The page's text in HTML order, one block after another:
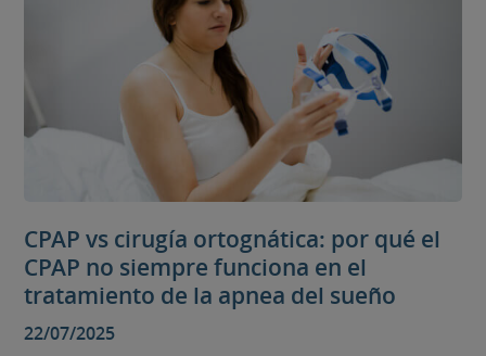
CPAP vs cirugía ortognática: por qué el
CPAP no siempre funciona en el
tratamiento de la apnea del sueño
22/07/2025